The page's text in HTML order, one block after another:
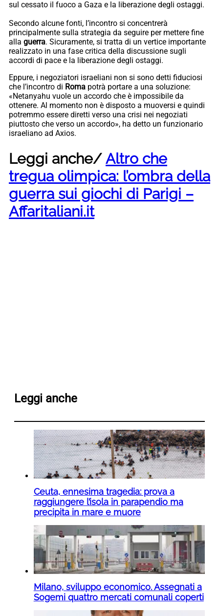
sul cessato il fuoco a Gaza e la liberazione degli ostaggi.
​Secondo alcune fonti, l’incontro si concentrerà
principalmente sulla strategia da seguire per mettere fine
alla guerra. Sicuramente, si tratta di un vertice importante
realizzato in una fase critica della discussione sugli
accordi di pace e la liberazione degli ostaggi.
Eppure, i negoziatori israeliani non si sono detti fiduciosi
che l’incontro di Roma potrà portare a una soluzione:
«Netanyahu vuole un accordo che è impossibile da
ottenere. Al momento non è disposto a muoversi e quindi
potremmo essere diretti verso una crisi nei negoziati
piuttosto che verso un accordo», ha detto un funzionario
israeliano ad Axios.
Leggi anche/ Altro che
tregua olimpica: l’ombra della
guerra sui giochi di Parigi –
Affaritaliani.it
Leggi anche
Ceuta, ennesima tragedia: prova a
raggiungere l’isola in parapendio ma
precipita in mare e muore
Milano, sviluppo economico. Assegnati a
Sogemi quattro mercati comunali coperti